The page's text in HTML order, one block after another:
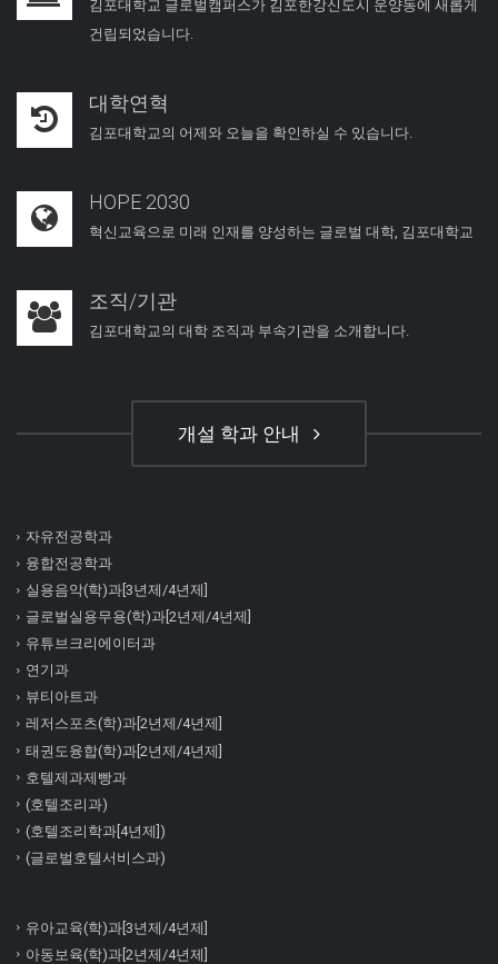
김포대학교 글로벌캠퍼스가 김포한강신도시 운양동에 새롭게
건립되었습니다.
대학연혁
김포대학교의 어제와 오늘을 확인하실 수 있습니다.
HOPE 2030
혁신교육으로 미래 인재를 양성하는 글로벌 대학, 김포대학교
조직/기관
김포대학교의 대학 조직과 부속기관을 소개합니다.
개설 학과 안내
자유전공학과
융합전공학과
실용음악(학)과[3년제/4년제]
글로벌실용무용(학)과[2년제/4년제]
유튜브크리에이터과
연기과
뷰티아트과
레저스포츠(학)과[2년제/4년제]
태권도융합(학)과[2년제/4년제]
호텔제과제빵과
(호텔조리과)
(호텔조리학과[4년제])
(글로벌호텔서비스과)
유아교육(학)과[3년제/4년제]
아동보육(학)과[2년제/4년제]